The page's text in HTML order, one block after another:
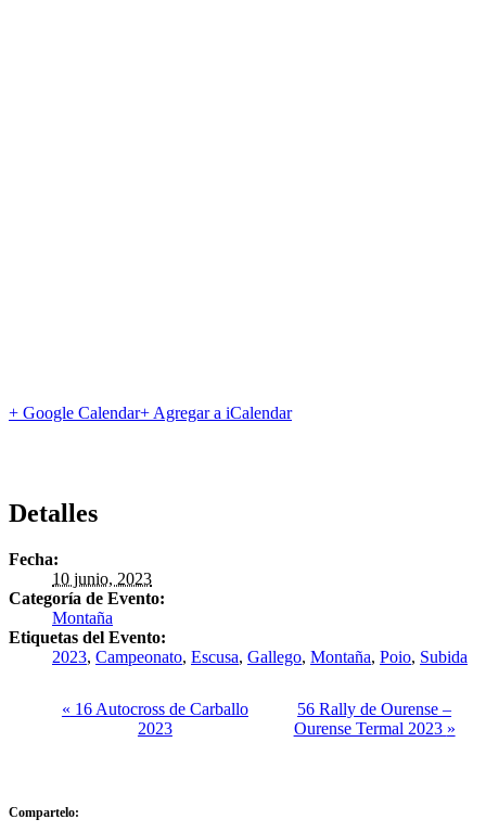
+ Google Calendar+ Agregar a iCalendar
Detalles
Fecha:
10 junio, 2023
Categoría de Evento:
Montaña
Etiquetas del Evento:
2023, Campeonato, Escusa, Gallego, Montaña, Poio, Subida
« 16 Autocross de Carballo
2023
56 Rally de Ourense –
Ourense Termal 2023 »
Compartelo: